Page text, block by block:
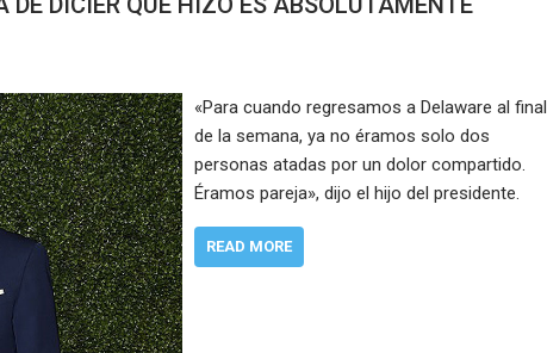
«Para cuando regresamos a Delaware al final
de la semana, ya no éramos solo dos
personas atadas por un dolor compartido.
Éramos pareja», dijo el hijo del presidente.
READ MORE